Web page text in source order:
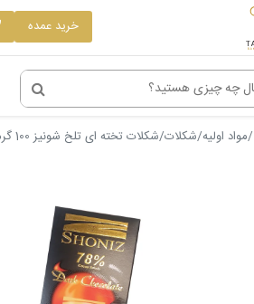
خرید عمده
مواد اولیه شکلات شکلات تخته ای تلخ شونیز 100 گرمی